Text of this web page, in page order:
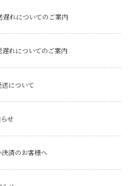
遅れについてのご案内
れについてのご案内
送について
せ
決済のお客様へ